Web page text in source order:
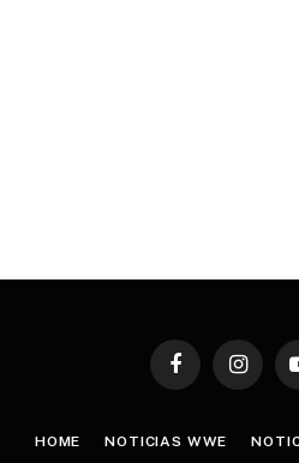
Facebook
HOME NOTICIAS WWE